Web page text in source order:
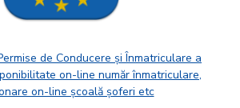
de Conducere și Înmatriculare a
on-line număr înmatriculare,
on-line școală șoferi etc